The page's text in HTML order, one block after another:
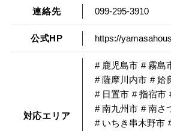
連絡先 099-295-3910
公式HP https://
対応エリア
# 鹿児島市 # 霧島
# 薩摩川内市 # 姶
# 日置市 # 指宿市
# 南九州市 # 南さ
# いちき串木野市